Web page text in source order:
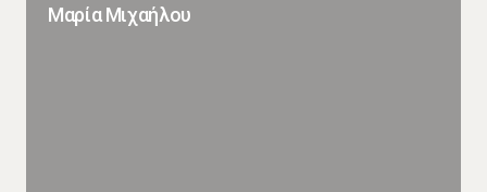
Μαρία Μιχαήλου